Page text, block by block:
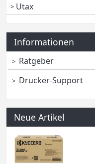
Utax
Informationen
Ratgeber
Drucker-Support
Neue Artikel